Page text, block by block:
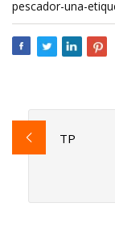
pescador-una-
TP